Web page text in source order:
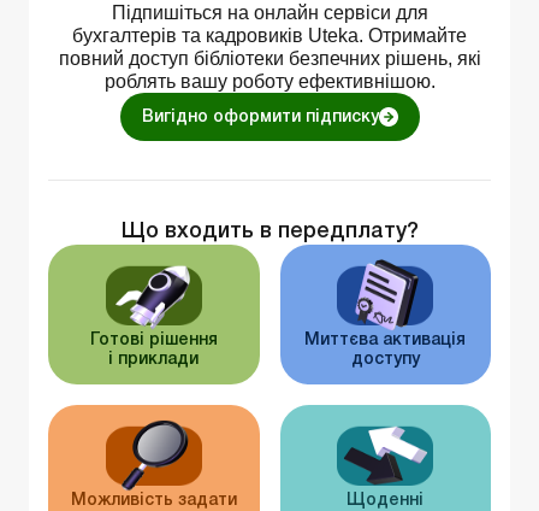
Підпишіться на онлайн сервіси для
бухгалтерів та кадровиків Uteka. Отримайте
повний доступ бібліотеки безпечних рішень, які
роблять вашу роботу ефективнішою.
Вигідно оформити підписку
Що входить в передплату?
Готові рішення
і приклади
Миттєва активація
доступу
Можливість задати
Щоденні